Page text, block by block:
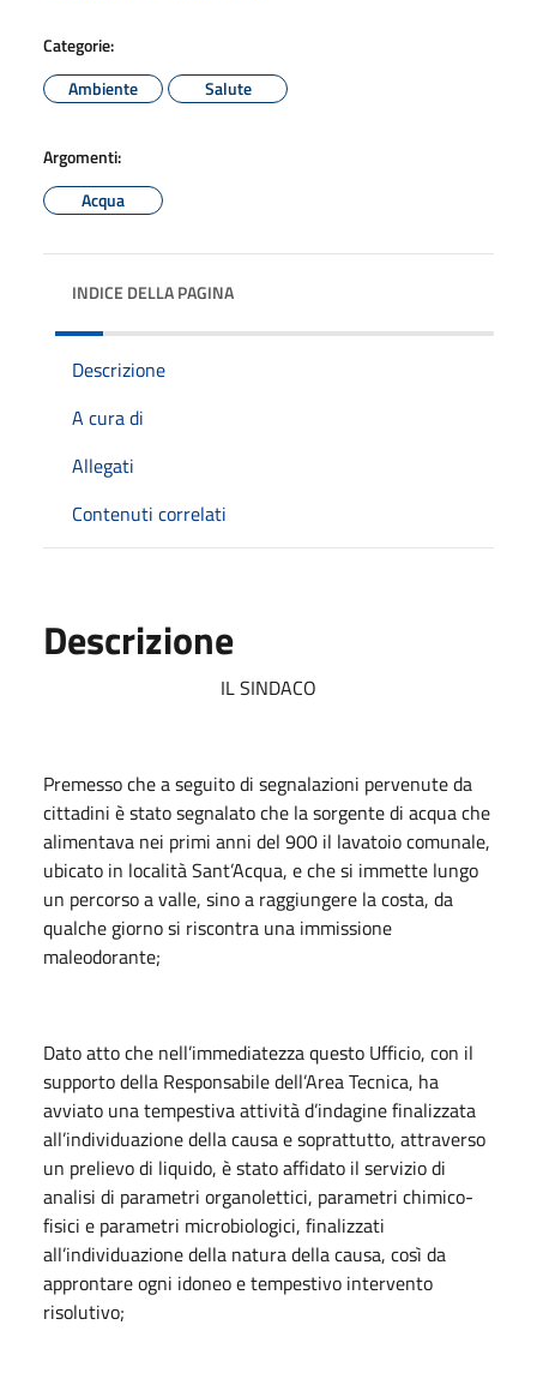
Categorie:
Ambiente
Salute
Argomenti:
Acqua
INDICE DELLA PAGINA
Descrizione
A cura di
Allegati
Contenuti correlati
Descrizione
IL SINDACO
Premesso che a seguito di segnalazioni pervenute da
cittadini è stato segnalato che la sorgente di acqua che
alimentava nei primi anni del 900 il lavatoio comunale,
ubicato in località Sant’Acqua, e che si immette lungo
un percorso a valle, sino a raggiungere la costa, da
qualche giorno si riscontra una immissione
maleodorante;
Dato atto che nell’immediatezza questo Ufficio, con il
supporto della Responsabile dell’Area Tecnica, ha
avviato una tempestiva attività d’indagine finalizzata
all’individuazione della causa e soprattutto, attraverso
un prelievo di liquido, è stato affidato il servizio di
analisi di parametri organolettici, parametri chimico-
fisici e parametri microbiologici, finalizzati
all’individuazione della natura della causa, così da
approntare ogni idoneo e tempestivo intervento
risolutivo;